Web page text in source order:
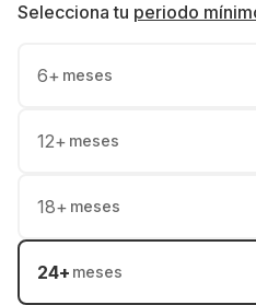
Selecciona tu periodo
6+ meses
12+ meses
18+ meses
24+ meses